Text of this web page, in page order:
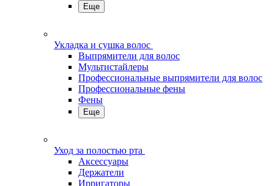
Еще
Укладка и сушка волос
Выпрямители для волос
Мультистайлеры
Профессиональные выпрямители для волос
Профессиональные фены
Фены
Еще
Уход за полостью рта
Аксессуары
Держатели
Ирригаторы